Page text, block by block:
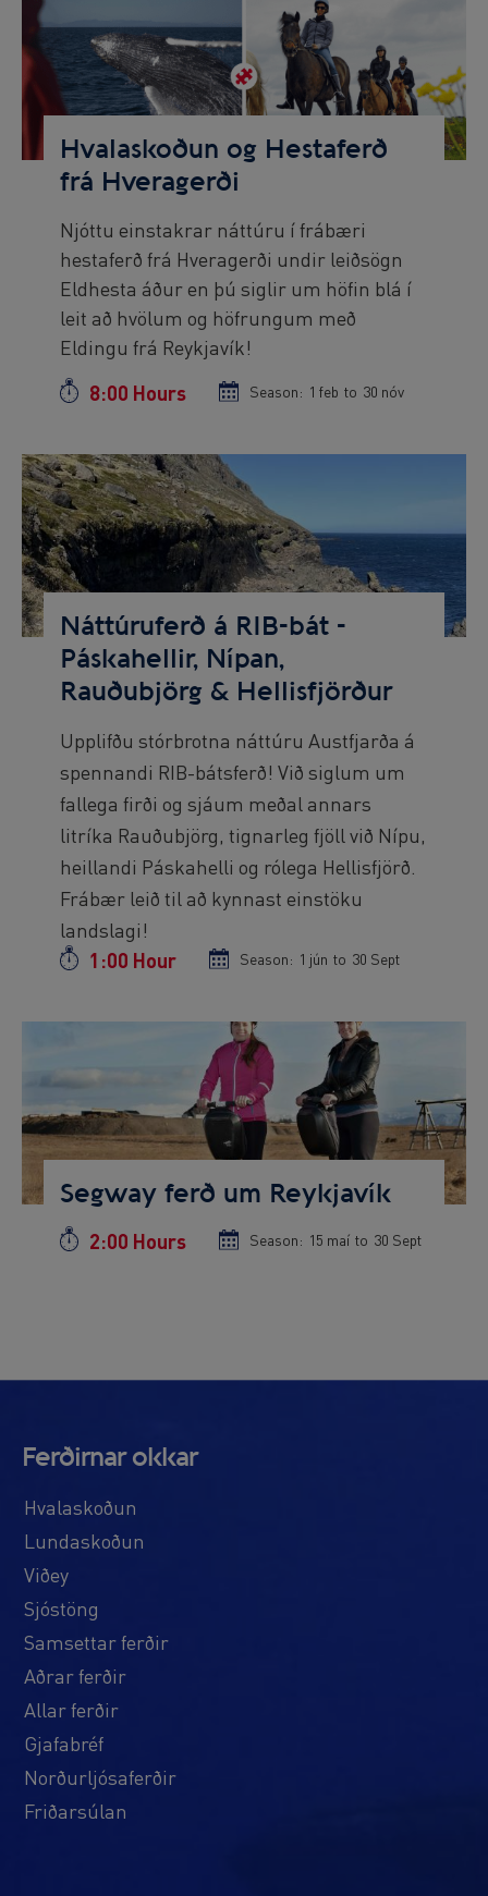
Image
Hvalaskoðun og Hestaferð
frá Hveragerði
Preview
text
Njóttu einstakrar náttúru í frábæri
hestaferð frá Hveragerði undir leiðsögn
Eldhesta áður en þú siglir um höfin blá í
leit að hvölum og höfrungum með
Eldingu frá Reykjavík!
Duration
8:00 Hours Season: Season
1 feb to Season
30 nóv
Preview
Image
Náttúruferð á RIB-bát -
Páskahellir, Nípan,
Rauðubjörg & Hellisfjörður
Preview
text
Upplifðu stórbrotna náttúru Austfjarða á
spennandi RIB-bátsferð! Við siglum um
fallega firði og sjáum meðal annars
litríka Rauðubjörg, tignarleg fjöll við Nípu,
heillandi Páskahelli og rólega Hellisfjörð.
Frábær leið til að kynnast einstöku
landslagi!
Duration
1:00 Hour Season: Season
1 jún to Season
30 Sept
Segway ferð um Reykjavík
Duration
2:00 Hours Season: Season
15 maí to Season
30 Sept
Ferðirnar okkar
Hvalaskoðun
Lundaskoðun
Viðey
Sjóstöng
Samsettar ferðir
Aðrar ferðir
Allar ferðir
Gjafabréf
Norðurljósaferðir
Friðarsúlan